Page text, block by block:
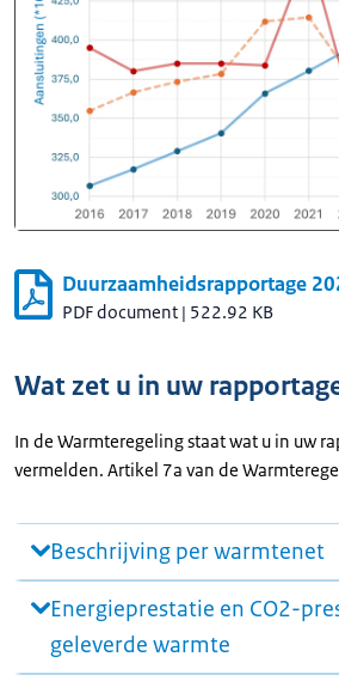
Duurzaamheidsrapportage
PDF document | 522.92 KB
Wat zet u in uw
In de Warmteregeling staat wat u in uw
vermelden. Artikel 7a van de
Beschrijving per warmtenet
Energieprestatie en CO2-
geleverde warmte